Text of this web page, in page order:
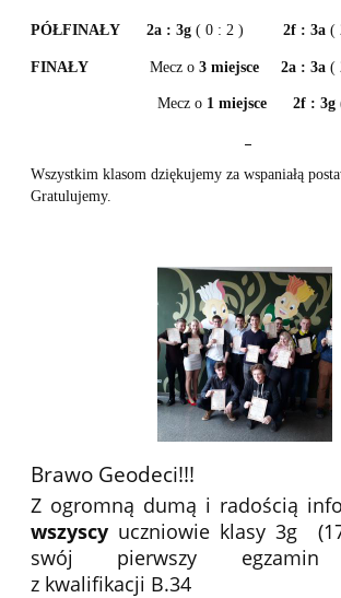
PÓŁFINAŁY2a : 3g ( 0 : 2 )2f : 3a (
FINAŁYMecz o3 miejsce2a : 3a (
Mecz o 1 miejsce2f : 3g
Wszystkim klasom dziękujemy za wspaniałą
Gratulujemy.
Brawo Geodeci!!!
Z ogromną dumą i radością
wszyscy uczniowie klasy 3g
swój pierwszy egzamin
z kwalifikacji B.34